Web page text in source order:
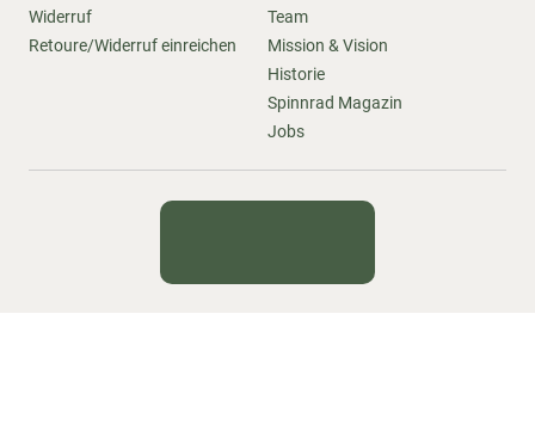
Widerruf
Retoure/Widerruf einreichen
Team
Mission & Vision
Historie
Spinnrad Magazin
Jobs